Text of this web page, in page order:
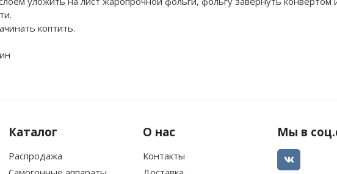
коптить.
Каталог
Распродажа
О нас
Контакты
Мы в